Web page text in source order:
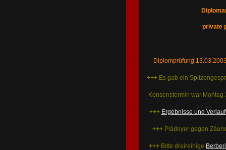
private
Diplomprüfung
+++ Es gab ein
Konsenstermin war
+++ Ergebnisse und
+++ Plädoyer gegen
+++ Bitte dreireihige